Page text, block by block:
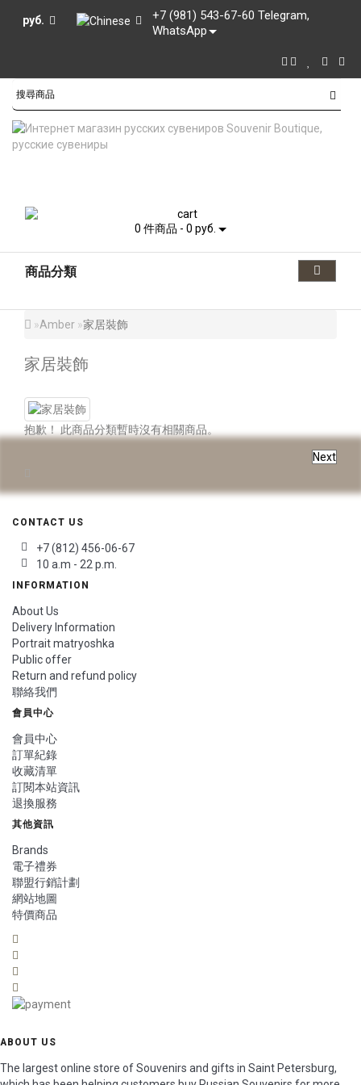
руб.
+7 (981) 543-67-60 Telegram,
WhatsApp
0 件商品 - 0 руб.
商品分類
Amber 家居裝飾
家居裝飾
抱歉！ 此商品分類暫時沒有相關商品。
Next
CONTACT US
+7 (812) 456-06-67
10 a.m - 22 p.m.
INFORMATION
About Us
Delivery Information
Portrait matryoshka
Public offer
Return and refund policy
聯絡我們
會員中心
會員中心
訂單紀錄
收藏清單
訂閱本站資訊
退換服務
其他資訊
Brands
電子禮券
聯盟行銷計劃
網站地圖
特價商品
ABOUT US
The largest online store of Souvenirs and gifts in Saint Petersburg,